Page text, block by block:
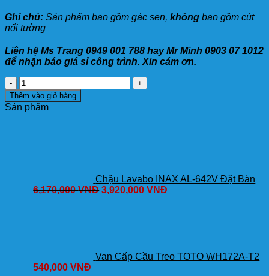
Ghi chú: Sản phẩm bao gồm gác sen, không bao gồm cút
nối tường
Liên hệ Ms Trang 0949 001 788 hay Mr Minh 0903 07 1012
để nhận báo giá sỉ công trình. Xin cám ơn.
Sen
Cây
TOTO
TBW07006A/TBG04302VA/TBW01008A
Thêm vào giỏ hàng
Sản phẩm
Chậu Lavabo INAX AL-642V Đặt Bàn
6,170,000VNĐ 3,920,000VNĐ
Van Cấp Cầu Treo TOTO WH172A-T2
540,000VNĐ